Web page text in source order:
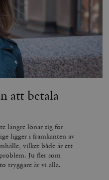
att betala
längre lönar sig för
ligger i framkanten av
vilket både är ett
Ju fler som
tryggare är vi alla.